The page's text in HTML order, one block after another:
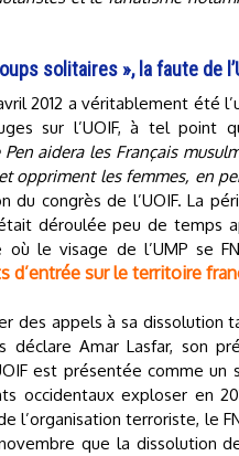
solitaires », la faute de
2012 a véritablement été
sur l’UOIF, à tel point
Pen aidera les Français
oppriment les femmes, en
du congrès de l’UOIF. La
déroulée peu de temps
le visage de l’UMP se
d’entrée sur le territoire
des appels à sa
déclare Amar Lasfar, son
est présentée comme un
occidentaux exploser en
l’organisation terroriste, le
que la dissolution